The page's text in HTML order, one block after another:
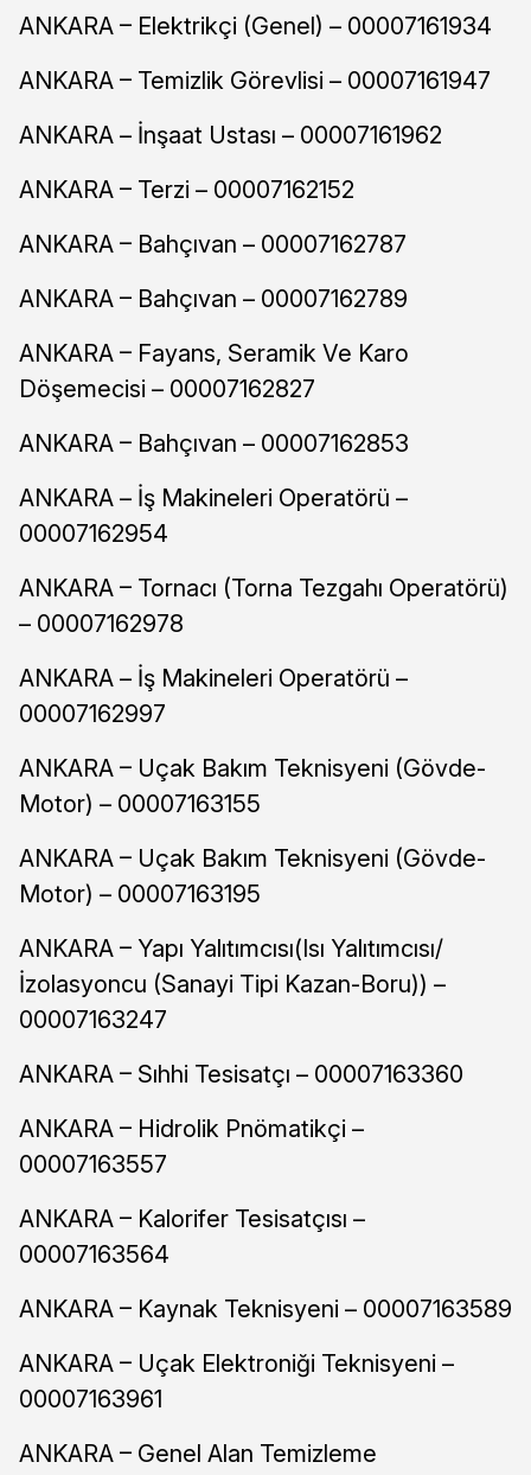
ANKARA – Elektrikçi (Genel) – 00007161934
ANKARA – Temizlik Görevlisi – 00007161947
ANKARA – İnşaat Ustası – 00007161962
ANKARA – Terzi – 00007162152
ANKARA – Bahçıvan – 00007162787
ANKARA – Bahçıvan – 00007162789
ANKARA – Fayans, Seramik Ve Karo
Döşemecisi – 00007162827
ANKARA – Bahçıvan – 00007162853
ANKARA – İş Makineleri Operatörü –
00007162954
ANKARA – Tornacı (Torna Tezgahı Operatörü)
– 00007162978
ANKARA – İş Makineleri Operatörü –
00007162997
ANKARA – Uçak Bakım Teknisyeni (Gövde-
Motor) – 00007163155
ANKARA – Uçak Bakım Teknisyeni (Gövde-
Motor) – 00007163195
ANKARA – Yapı Yalıtımcısı(Isı Yalıtımcısı/
İzolasyoncu (Sanayi Tipi Kazan-Boru)) –
00007163247
ANKARA – Sıhhi Tesisatçı – 00007163360
ANKARA – Hidrolik Pnömatikçi –
00007163557
ANKARA – Kalorifer Tesisatçısı –
00007163564
ANKARA – Kaynak Teknisyeni – 00007163589
ANKARA – Uçak Elektroniği Teknisyeni –
00007163961
ANKARA – Genel Alan Temizleme